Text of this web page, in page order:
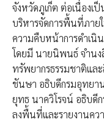
จังหวัดภูเก็ต ต่อเนื่องเ
บริหารจัดการพื้นที่ภาย
ความคืบหน้าการดำเ
โดยมี นายนิพนธ์ จำนง
ทรัพยากรธรรมชาติแล
ชันษา อธิบดีกรมอุทย
ยุทธ นาควิโรจน์ อธิบดี
ลงพื้นที่และรายงานคว